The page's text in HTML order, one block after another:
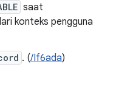
saat
konteks pengguna
. (/If6ada)